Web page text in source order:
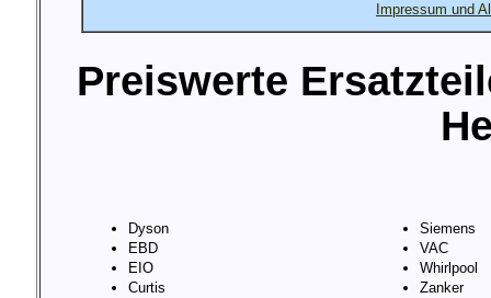
Impressum und
Preiswerte
Dyson
EBD
EIO
Curtis
Siemens
VAC
Whirlpool
Zanker